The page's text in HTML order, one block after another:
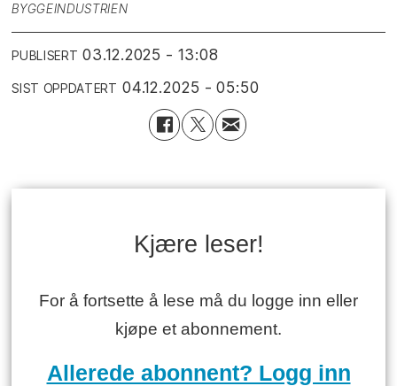
BYGGEINDUSTRIEN
PUBLISERT 03.12.2025 - 13:08
SIST OPPDATERT 04.12.2025 - 05:50
Kjære leser!
For å fortsette å lese må du logge inn eller
kjøpe et abonnement.
Allerede abonnent? Logg inn